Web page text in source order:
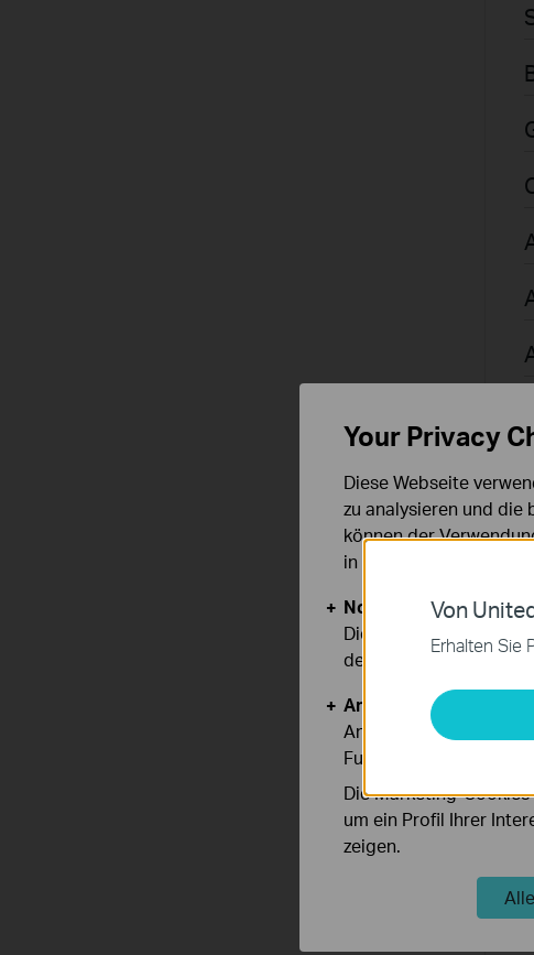
Von
Erhalten Sie
Your Privacy
Diese Webseite
zu analysieren und die
können der
in unseren
Notwendige Cookies
Diese Cookies sind
deaktiviert werden.
Analyse- und
Analyse-Cookies
Funktionsweise
Die Marketing-
um ein Profil Ihrer
zeigen.